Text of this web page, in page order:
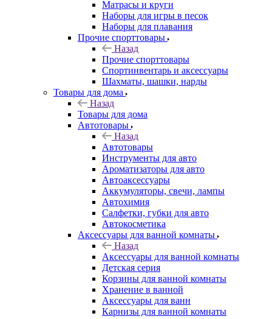
Матрасы и круги
Наборы для игры в песок
Наборы для плавания
Прочие спорттовары
Назад
Прочие спорттовары
Спортинвентарь и аксессуары
Шахматы, шашки, нарды
Товары для дома
Назад
Товары для дома
Автотовары
Назад
Автотовары
Инструменты для авто
Ароматизаторы для авто
Автоаксессуары
Аккумуляторы, свечи, лампы
Автохимия
Салфетки, губки для авто
Автокосметика
Аксессуары для ванной комнаты
Назад
Аксессуары для ванной комнаты
Детская серия
Корзины для ванной комнаты
Хранение в ванной
Аксессуары для ванн
Карнизы для ванной комнаты